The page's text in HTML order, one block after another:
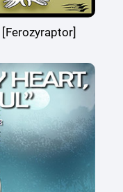
[Ferozyraptor]